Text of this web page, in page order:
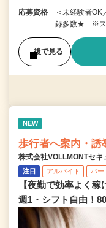
応募資格
＜未経験者
録多数★ ※ス
後で見る
NEW
歩行者へ案内・誘
株式会社VOLLMONTセ
注目 アルバイト パー
【夜勤で効率よく
週1・シフト自由！